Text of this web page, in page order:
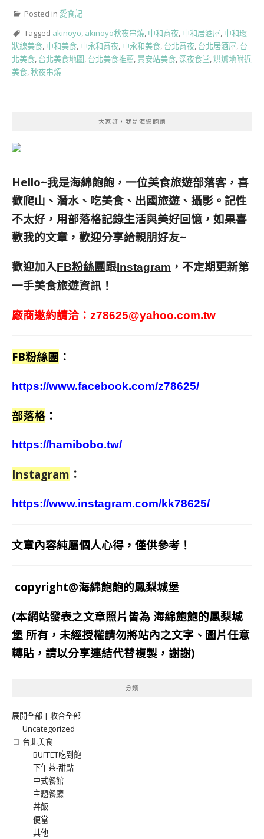
Posted in 愛食記
Tagged akinoyo, akinoyo秋夜串燒, 中和宵夜, 中和居酒屋, 中和環
狀線美食, 中和美食, 中永和宵夜, 中永和美食, 台北宵夜, 台北居酒屋, 台
北美食, 台北美食地圖, 台北美食推薦,景安站美食,深夜食堂,烘爐地附近
美食,秋夜串燒
大家好，我是海綿飽飽
Hello~我是海綿飽飽，一位美食旅遊部落客， 喜
歡爬山、潛水、吃美食、出國旅遊、攝影。 記性
不太好，用部落格記錄生活與美好回憶， 如果喜
歡我的文章，歡迎分享給親朋好友~
歡迎加入FB粉絲團跟Instagram ，不定期更新第
一手美食旅遊資訊！
廠商邀約請洽： z78625@yahoo.com.tw
FB粉絲團 ：
https://www.facebook.com/z78625/
部落格 ：
https://hamibobo.tw/
Instagram ：
https://www.instagram.com/kk78625/
文章內容純屬個人心得，僅供參考！
copyright@海綿飽飽的鳳梨城堡
(本網站發表之文章照片皆為 海綿飽飽的鳳梨城
堡 所有，未經授權請勿將站內之文字、圖片任意
轉貼，請以分享連結代替複製，謝謝)
分類
展開全部 | 收合全部
Uncategorized
台北美食
BUFFET吃到飽
下午茶-甜點
中式餐館
主題餐廳
丼飯
便當
其他